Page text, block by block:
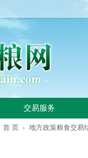
交易服务
首 页 › 地方政策粮食交易